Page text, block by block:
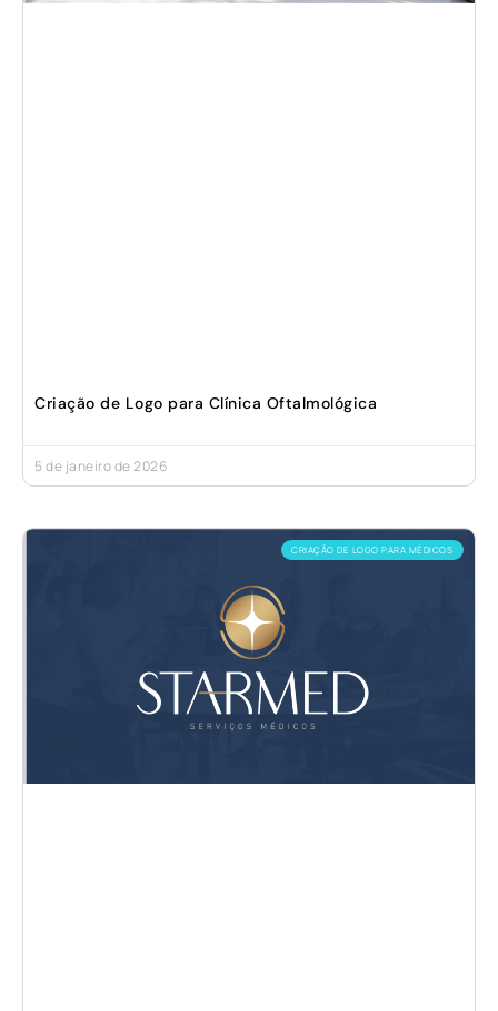
Criação de Logo para Clínica Oftalmológica
5 de janeiro de 2026
CRIAÇÃO DE LOGO PARA MÉDICOS